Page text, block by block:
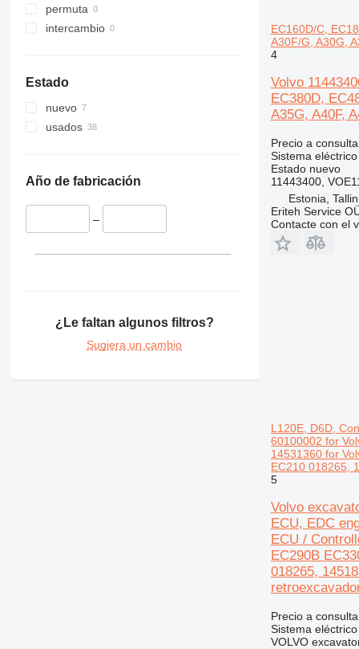
323
324
330
336
349
365
422
L350
permuta
intercambio
Estado
nuevo
usados
Año de fabricación
–
¿Le faltan algunos filtros?
Sugiera un cambio
EC160D/C,
A30F/G, A30G,
4
Volvo
EC380D,
A35G, A40F,
Precio a
Sistema
Estadonuevo
11443400,
Estonia,
Eriteh Service
Contacte con el
L120E, D6D,
60100002 for
14531360 for
EC210 018265,
5
Volvo
ECU, EDC
ECU /
EC290B
018265,
Precio a
Sistema
VOLVO